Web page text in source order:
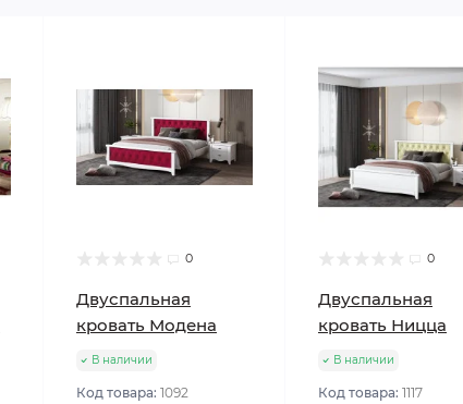
0
Двуспальная
кровать Модена
В наличии
Код товара: 1092
0
Двуспальная
кровать Ницца
В наличии
Код товара: 1117